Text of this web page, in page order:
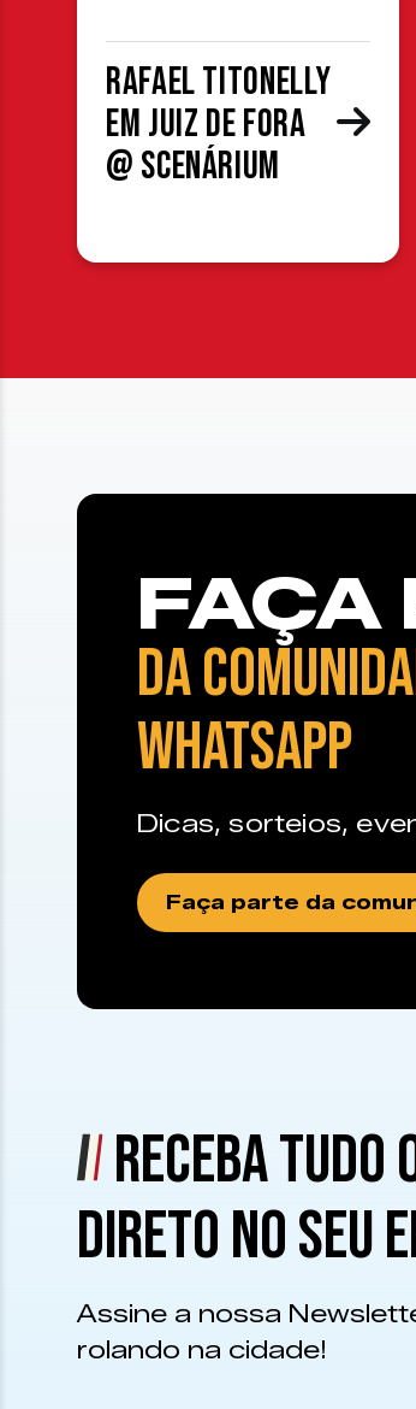
Rafael Titonelly
em Juiz de Fora
@ Scenárium
FAÇA
DA
WHATSAPP
Dicas, sorteios,
Faça parte da
RECEBA TUDO
DIRETO NO SEU
Assine a nossa
rolando na cidade!